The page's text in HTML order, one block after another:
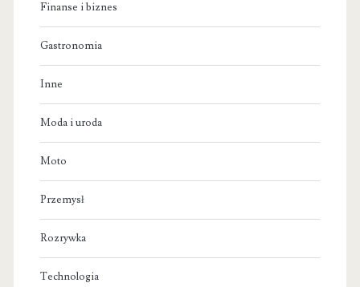
Finanse i biznes
Gastronomia
Inne
Moda i uroda
Moto
Przemysł
Rozrywka
Technologia